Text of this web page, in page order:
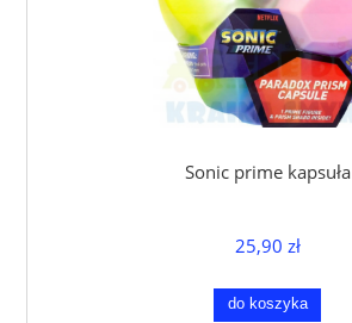
Sonic prime kapsuła
25,90 zł
do koszyka